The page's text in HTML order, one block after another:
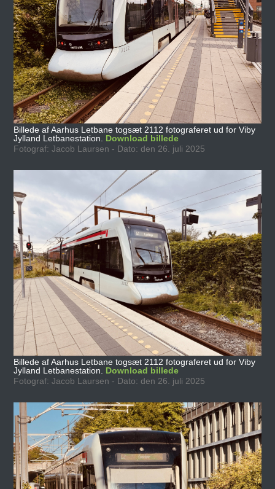
Billede af Aarhus Letbane togsæt 2112 fotograferet ud for Viby
Jylland Letbanestation. Download billede
Fotograf: Jacob Laursen - Dato: den 26. juli 2025
Billede af Aarhus Letbane togsæt 2112 fotograferet ud for Viby
Jylland Letbanestation. Download billede
Fotograf: Jacob Laursen - Dato: den 26. juli 2025